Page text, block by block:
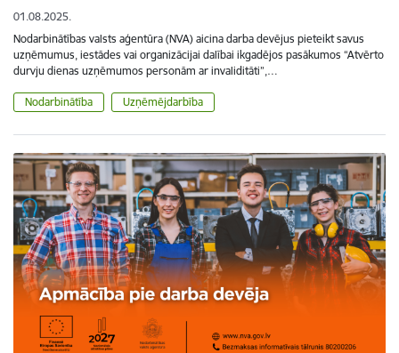
01.08.2025.
Nodarbinātības valsts aģentūra (NVA) aicina darba devējus pieteikt savus
uzņēmumus, iestādes vai organizācijai dalībai ikgadējos pasākumos “Atvērto
durvju dienas uzņēmumos personām ar invaliditāti”,…
Nodarbinātība Uzņēmējdarbība